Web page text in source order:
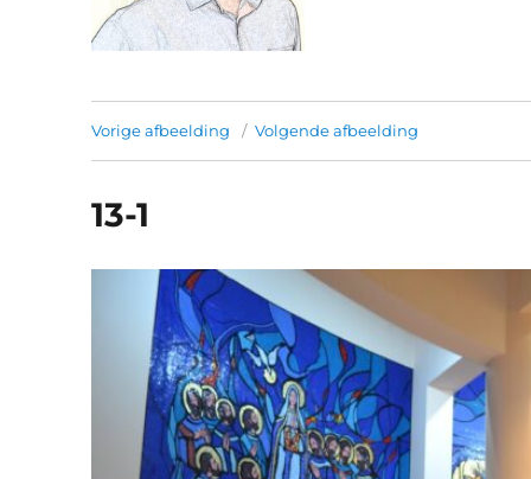
Vorige afbeelding Volgende afbeelding
13-1